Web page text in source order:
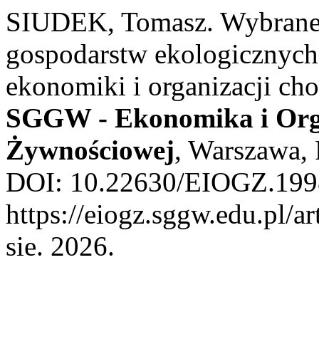
SIUDEK, Tomasz.
gospodarstw
ekonomiki i organizacji
SGGW - Ekonomika i
Żywnościowej,
DOI: 10.22630/
https://eiogz.sggw.edu.pl/
sie. 2026.